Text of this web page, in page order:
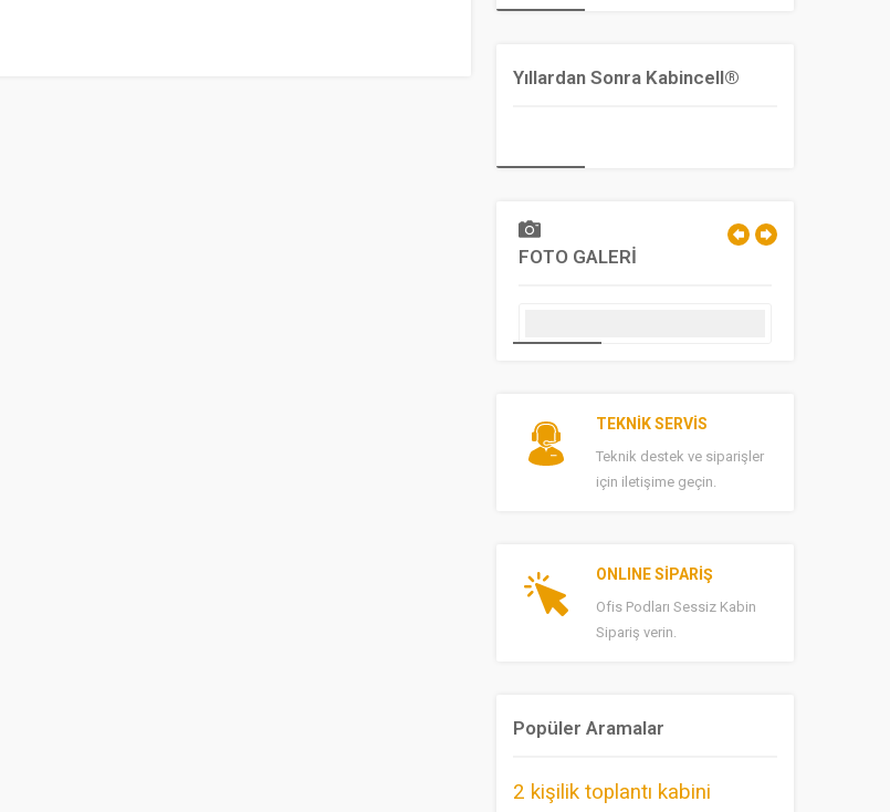
Yıllardan Sonra Kabincell®
FOTO GALERİ
TEKNİK SERVİS
Teknik destek ve siparişler
için iletişime geçin.
ONLINE SİPARİŞ
Ofis Podları Sessiz Kabin
Sipariş verin.
Popüler Aramalar
2 kişilik toplantı kabini